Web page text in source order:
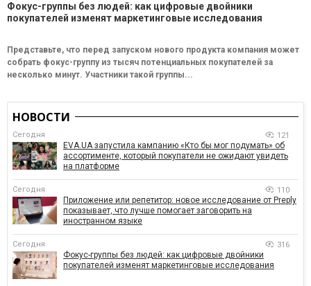
Фокус-группы без людей: как цифровые двойники
покупателей изменят маркетинговые исследования
Представьте, что перед запуском нового продукта компания может
собрать фокус-группу из тысяч потенциальных покупателей за
несколько минут. Участники такой группы...
НОВОСТИ
Сегодня 121
EVA.UA запустила кампанию «Кто бы мог подумать» об
ассортименте, который покупатели не ожидают увидеть
на платформе
Сегодня 110
Приложение или репетитор: новое исследование от Preply
показывает, что лучше помогает заговорить на
иностранном языке
Сегодня 316
Фокус-группы без людей: как цифровые двойники
покупателей изменят маркетинговые исследования